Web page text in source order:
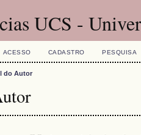
UCS -
ACESSO CADASTRO PESQUISA
do Autor